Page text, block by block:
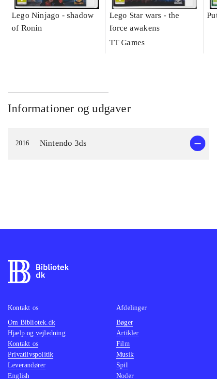
Lego Ninjago - shadow
of Ronin
Lego Star wars - the
force awakens
TT Games
Informationer og udgaver
2016 Nintendo 3ds
Kontakt os
Om Bibliotek.dk
Hjælp og vejledning
Kontakt os
Privatlivspolitik
Leverandører
English
Afdelinger
Bøger
Artikler
Film
Musik
Spil
Noder